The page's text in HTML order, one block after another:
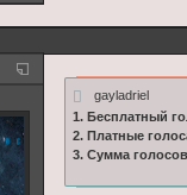
gayladriel
1. Бесплатный
2. Платные
3. Сумма